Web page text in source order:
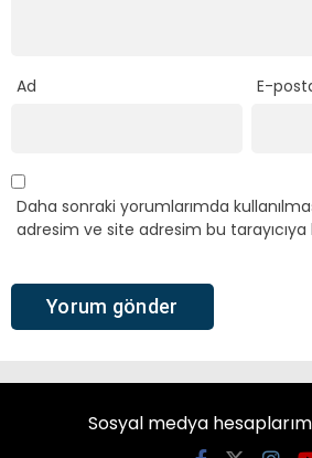
Ad E-
Daha sonraki yorumlarımda
adresim ve site adresim bu tarayıcıya
Sosyal medya